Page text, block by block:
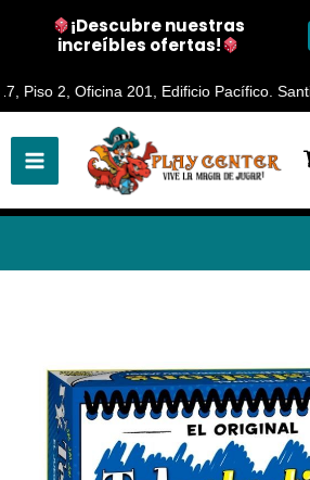
2, Oficina 201, Edificio Pacífico.
Ir
al
contenido
¡Descubre nuestras
increíbles ofertas!